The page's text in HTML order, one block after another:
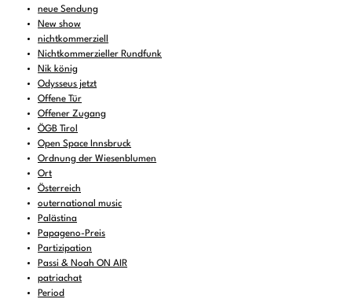
neue Sendung
New show
nichtkommerziell
Nichtkommerzieller Rundfunk
Nik könig
Odysseus jetzt
Offene Tür
Offener Zugang
ÖGB Tirol
Open Space Innsbruck
Ordnung der Wiesenblumen
Ort
Österreich
outernational music
Palästina
Papageno-Preis
Partizipation
Passi & Noah ON AIR
patriachat
Period